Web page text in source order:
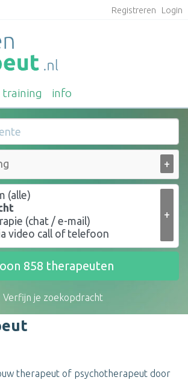
Registreren Login
training info
+
+
858 therapeuten
Verfijn je zoekopdracht
therapeut of psychotherapeut door